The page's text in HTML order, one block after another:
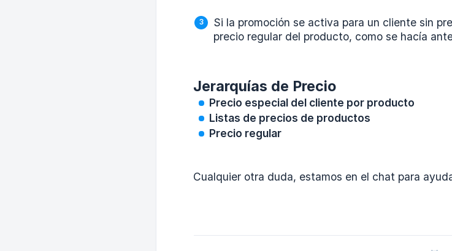
Si la promoción se activa para un cliente sin
precio regular del producto, como se hacía
Jerarquías de Precio
Precio especial del cliente por producto
Listas de precios de productos
Precio regular
Cualquier otra duda, estamos en el chat para